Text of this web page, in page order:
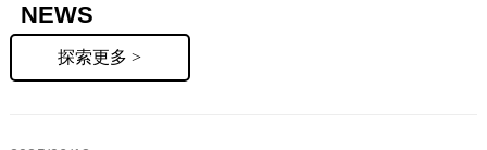
NEWS
探索更多 >